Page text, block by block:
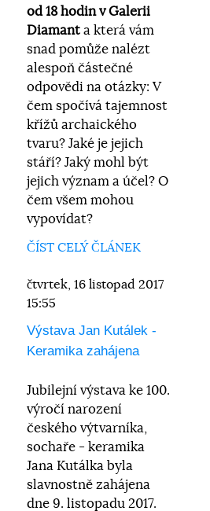
od 18 hodin v Galerii
Diamant a která vám
snad pomůže nalézt
alespoň částečné
odpovědi na otázky: V
čem spočívá tajemnost
křížů archaického
tvaru? Jaké je jejich
stáří? Jaký mohl být
jejich význam a účel? O
čem všem mohou
vypovídat?
ČÍST CELÝ ČLÁNEK
čtvrtek, 16 listopad 2017
15:55
Výstava Jan Kutálek -
Keramika zahájena
Jubilejní výstava ke 100.
výročí narození
českého výtvarníka,
sochaře - keramika
Jana Kutálka byla
slavnostně zahájena
dne 9. listopadu 2017.